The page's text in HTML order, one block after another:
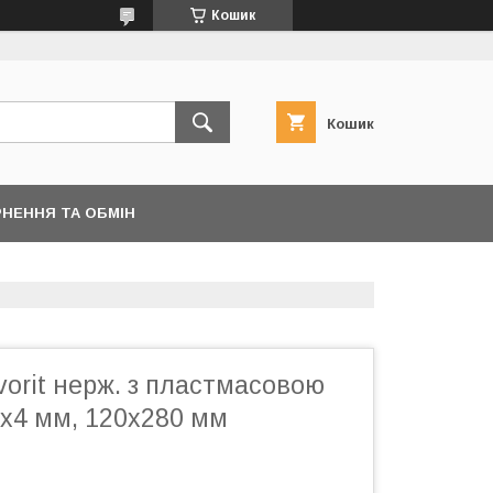
Кошик
Кошик
ТА ОБМІН
нерж. з пластмасовою
мм, 120х280 мм